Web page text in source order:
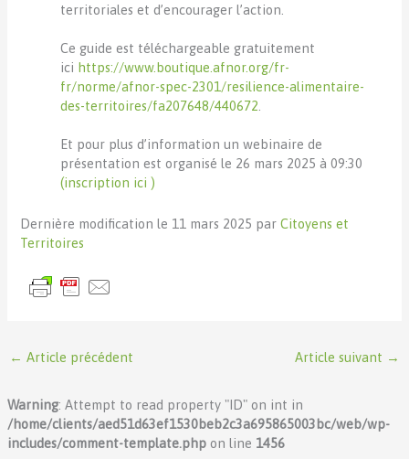
territoriales et d’encourager l’action.
Ce guide est téléchargeable gratuitement
ici https://www.boutique.afnor.org/fr-
fr/norme/afnor-spec-2301/resilience-alimentaire-
des-territoires/fa207648/440672.
Et pour plus d’information un webinaire de
présentation est organisé le 26 mars 2025 à 09:30
(inscription ici )
Dernière modification le 11 mars 2025 parCitoyens et
Territoires
← Article précédent Article suivant →
Warning: Attempt to read property "ID" on int in
/home/clients/aed51d63ef1530beb2c3a695865003bc/web/wp-
includes/comment-template.phpon line 1456